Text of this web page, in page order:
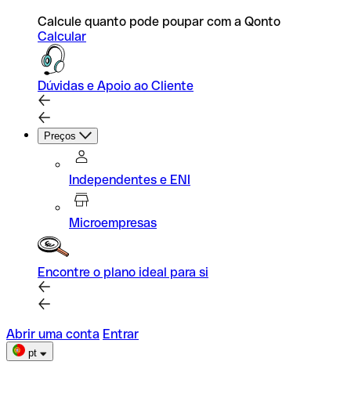
Calcule quanto pode poupar com a Qonto
Calcular
Dúvidas e Apoio ao Cliente
Preços
Independentes e ENI
Microempresas
Encontre o plano ideal para si
Abrir uma conta Entrar
pt